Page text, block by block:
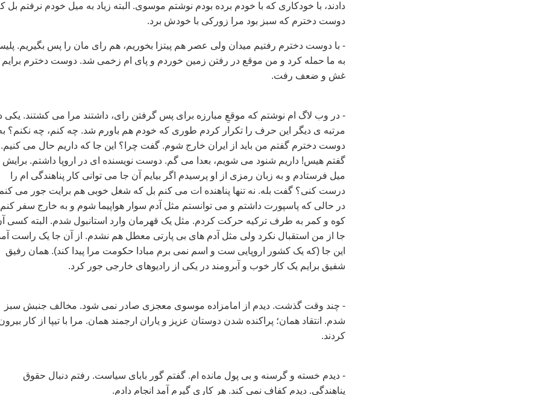
دادند، با خودکاری که با خودم برده بودم نوشتم موسوی. البته زیاد به میل خودم نرفتم بل
دوست دخترم که سبز بود مرا زورکی با خودش برد.
- با دوست دخترم رفتیم میدان ولی عصر هم پیتزا بخوریم، هم رای مان را پس بگیریم.
به ما حمله کرد و من موقع در رفتن زمین خوردم و پای ام زخمی شد. دوست دخترم برایم
غش و ضعف رفت.
- در وب لاگ ام نوشتم که موقعِ مبارزه برای پس گرفتن رای، داشتند مرا می کشتند. یکی
مرتبه ی دیگر این حرف را تکرار کردم طوری که خودم هم باورم شد. چه کنم، چه نکنم؟
دوست دخترم گفتم من باید از ایران خارج شوم. گفت چرا؟ این جا که داریم حال می کنیم.
گفتم هیس! داریم شنود می شویم، بعدا می گم. دوست نویسنده ای در اروپا داشتم. برایش
میل فرستادم و به زبان رمزی از او پرسیدم اگر بیایم آن جا می توانی کار پناهندگی ام را
درست کنی؟ گفت بله. نه تنها پناهنده ات می کنم بل که شغل خوبی هم برایت جور می
در حالی که پاسپورت داشتم و می توانستم مثل آدم سوار هواپیما شوم و به خارج سفر کنم،
کوه و کمر به طرف ترکیه حرکت کردم. مثل یک قهرمان وارد استانبول شدم. البته کسی
جا از من استقبال نکرد ولی مثل آدم های بی پارتی معطل هم نشدم. از آن جا یک راست
این جا (که یک کشور اروپایی ست و اسم نمی برم مبادا حکومت مرا پیدا کند). همان رفیق
شفیق برایم یک کار خوب و آبرومند در یکی از رادیوهای خارجی جور کرد.
- چند وقت گذشت. دیدم از امامزاده موسوی معجزی صادر نمی شود. مخالف جنبش سبز
شدم. انتقاد همان؛ پراکنده شدن دوستان عزیز و یاران ارجمند همان. مرا با تیپا از کار
کردند.
- دیدم خسته و گرسنه و بی پول مانده ام. گفتم گور بابای سیاست. رفتم دنبال حقوق
پناهندگی. دیدم کفاف نمی کند. هر کاری گیرم آمد انجام دادم.